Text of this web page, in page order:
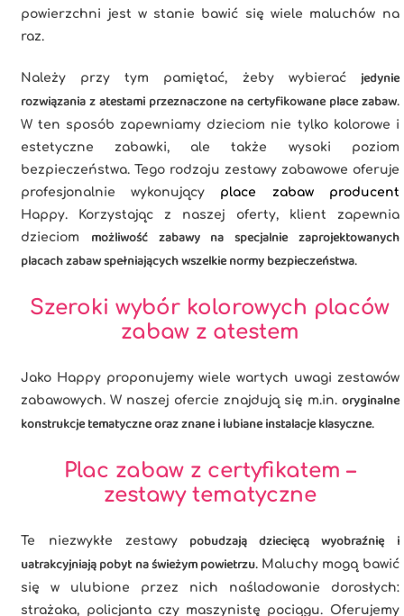
powierzchni jest w stanie bawić się wiele maluchów na
raz.
Należy przy tym pamiętać, żeby wybierać jedynie
rozwiązania z atestami przeznaczone na certyfikowane place zabaw.
W ten sposób zapewniamy dzieciom nie tylko kolorowe i
estetyczne zabawki, ale także wysoki poziom
bezpieczeństwa. Tego rodzaju zestawy zabawowe oferuje
profesjonalnie wykonujący place zabaw producent
Happy. Korzystając z naszej oferty, klient zapewnia
dzieciom możliwość zabawy na specjalnie zaprojektowanych
placach zabaw spełniających wszelkie normy bezpieczeństwa.
Szeroki wybór kolorowych placów
zabaw z atestem
Jako Happy proponujemy wiele wartych uwagi zestawów
zabawowych. W naszej ofercie znajdują się m.in. oryginalne
konstrukcje tematyczne oraz znane i lubiane instalacje klasyczne.
Plac zabaw z certyfikatem –
zestawy tematyczne
Te niezwykłe zestawypobudzają dziecięcą wyobraźnię i
uatrakcyjniają pobyt na świeżym powietrzu. Maluchy mogą bawić
się w ulubione przez nich naśladowanie dorosłych:
strażaka, policjanta czy maszynistę pociągu. Oferujemy